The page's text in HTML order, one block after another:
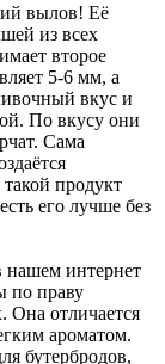
вылов! Её
из всех
второе
5-6 мм, а
вкус и
По вкусу они
Сама
продукт
его лучше без
нашем интернет
по праву
Она отличается
ароматом.
бутербродов,